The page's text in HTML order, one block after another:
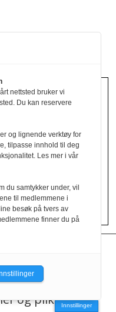
redigeres etter
til grunn for
og plikter som
Innstillinger
nettsted bruker vi
Du kan reservere
og lignende verktøy for
tilpasse innhold til deg
Les mer i vår
du samtykker under, vil
til medlemmene i
besøk på tvers av
finner du på